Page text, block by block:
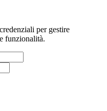
per gestire
funzionalità.